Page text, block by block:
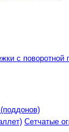
с поворотной
Сетчатые